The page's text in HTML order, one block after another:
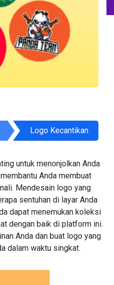
Logo Kecantikan
untuk menonjolkan Anda
Anda membuat
Mendesain logo yang
sentuhan di layar Anda
dapat menemukan koleksi
dengan baik di platform ini.
Anda dan buat logo yang
dalam waktu singkat.